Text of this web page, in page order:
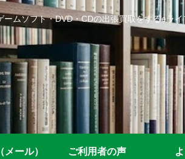
ムソフト・DVD・CDの出張買取をするeライ
ール） ご利用者の声